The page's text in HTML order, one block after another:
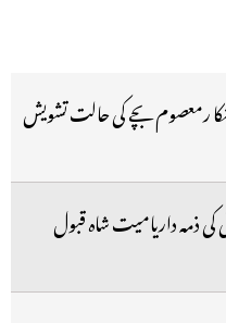
رمعصوم بچے کی حالت تشویش
کی ذمہ داریامیت شاہ قبول